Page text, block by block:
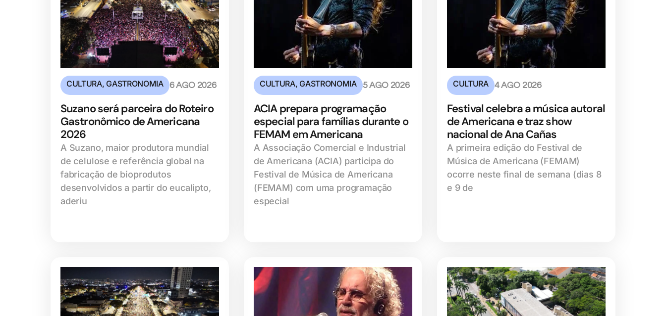
CULTURA, GASTRONOMIA 6 AGO 2026
Suzano será parceira do Roteiro
Gastronômico de Americana
2026
A Suzano, maior produtora mundial
de celulose e referência global na
fabricação de bioprodutos
desenvolvidos a partir do eucalipto,
aderiu
CULTURA, GASTRONOMIA 5 AGO 2026
ACIA prepara programação
especial para famílias durante o
FEMAM em Americana
A Associação Comercial e Industrial
de Americana (ACIA) participa do
Festival de Música de Americana
(FEMAM) com uma programação
especial
CULTURA 4 AGO 2026
Festival celebra a música autoral
de Americana e traz show
nacional de Ana Cañas
A primeira edição do Festival de
Música de Americana (FEMAM)
ocorre neste final de semana (dias 8
e 9 de